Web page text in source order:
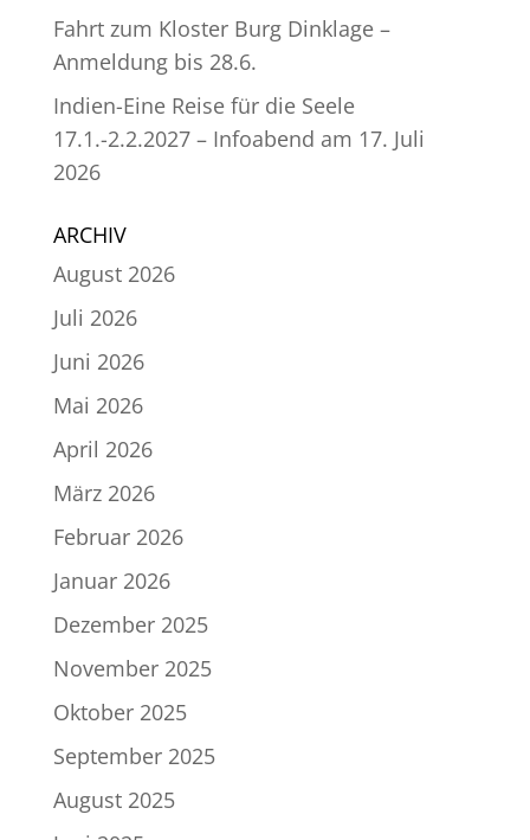
Fahrt zum Kloster Burg Dinklage –
Anmeldung bis 28.6.
Indien-Eine Reise für die Seele
17.1.-2.2.2027 – Infoabend am 17. Juli
2026
ARCHIV
August 2026
Juli 2026
Juni 2026
Mai 2026
April 2026
März 2026
Februar 2026
Januar 2026
Dezember 2025
November 2025
Oktober 2025
September 2025
August 2025